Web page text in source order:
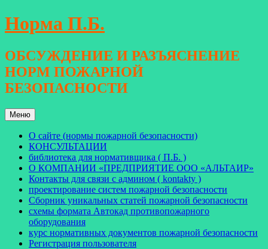
Перейти
к
Норма П.Б.
ОБСУЖДЕНИЕ И РАЗЪЯСНЕНИЕ
НОРМ ПОЖАРНОЙ
БЕЗОПАСНОСТИ
Меню
О сайте (нормы пожарной безопасности)
КОНСУЛЬТАЦИИ
библиотека для нормативщика ( П.Б. )
О КОМПАНИИ «ПРЕДПРИЯТИЕ ООО «АЛЬТАИР»
Контакты для связи с админом ( kontakty )
проектирование систем пожарной безопасности
Сборник уникальных статей пожарной безопасности
схемы формата Автокад противопожарного
оборудования
курс нормативных документов пожарной безопасности
Регистрация пользователя